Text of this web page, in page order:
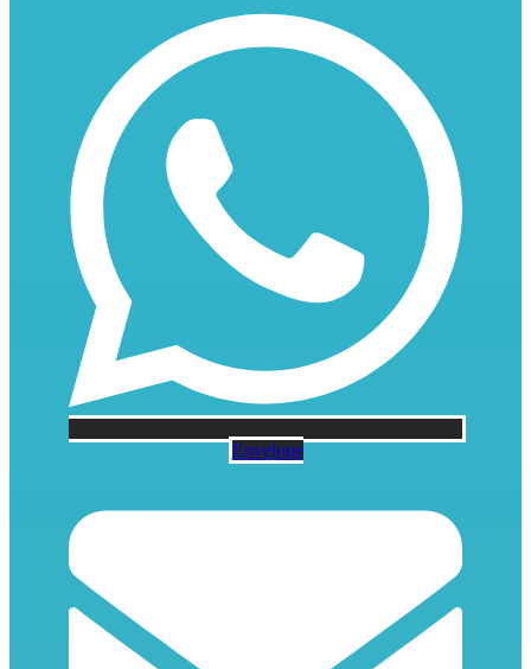
Envelope